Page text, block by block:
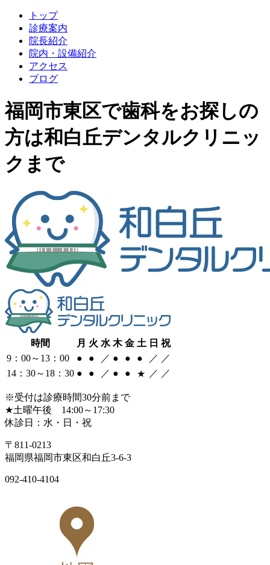
トップ
診療案内
院長紹介
院内・設備紹介
アクセス
ブログ
福岡市東区で歯科をお探しの
方は和白丘デンタルクリニッ
クまで
時間 月 火 水 木 金 土 日 祝
9：00～13：00
● ● ／ ● ● ● ／ ／
14：30～18：30 ● ● ／ ● ● ★ ／ ／
※受付は診療時間30分前まで
★土曜午後 14:00～17:30
休診日：水・日・祝
〒811-0213
福岡県福岡市東区和白丘3-6-3
092-410-4104